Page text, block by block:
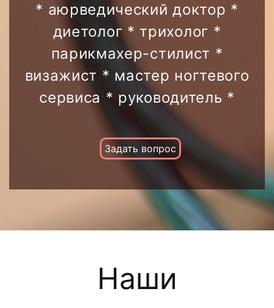
* аюрведический доктор *
диетолог * трихолог *
парикмахер-стилист *
визажист * мастер ногтевого
сервиса * руководитель *
Задать вопрос
Наши